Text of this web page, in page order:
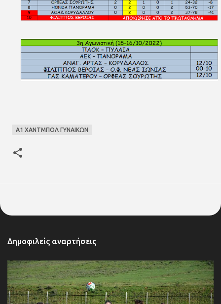
Α1 ΧΑΝΤΜΠΟΛ ΓΥΝΑΙΚΩΝ
Δημοφιλείς αναρτήσεις